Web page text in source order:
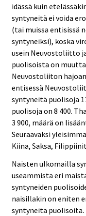
idässä kuin
syntyneitä ei voida
(tai muissa entisissä
syntyneiksi), koska
usein Neuvostoliitto
puolisoista on
Neuvostoliiton
entisessä
syntyneitä puolisoja
puolisoja on 8 400.
3 900, määrä on
Seuraavaksi
Kiina, Saksa,
Naisten ulkomailla
useammista eri
syntyneiden
naisillakin on eniten
syntyneitä puolisoita.